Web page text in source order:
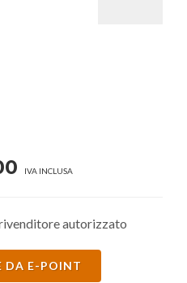
IVA INCLUSA
autorizzato
DA E-POINT